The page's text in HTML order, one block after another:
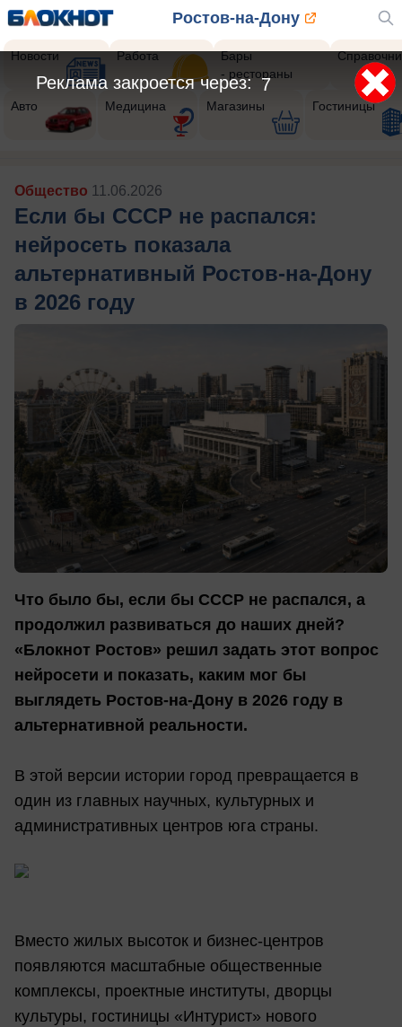
Ростов-на-Дону
Новости Работа
Бары
- рестораны
Авто Медицина Магазины Гостиницы
Общество 11.06.2026
Если бы СССР не распался:
нейросеть показала
альтернативный Ростов-на-Дону
в 2026 году
Что было бы, если бы СССР не распался, а
продолжил развиваться до наших дней?
«Блокнот Ростов» решил задать этот вопрос
нейросети и показать, каким мог бы
выглядеть Ростов-на-Дону в 2026 году в
альтернативной реальности.
В этой версии истории город превращается в
один из главных научных, культурных и
административных центров юга страны.
Вместо жилых высоток и бизнес-центров
появляются масштабные общественные
комплексы, проектные институты, дворцы
культуры, гостиницы «Интурист» нового
5
Реклама закроется через: